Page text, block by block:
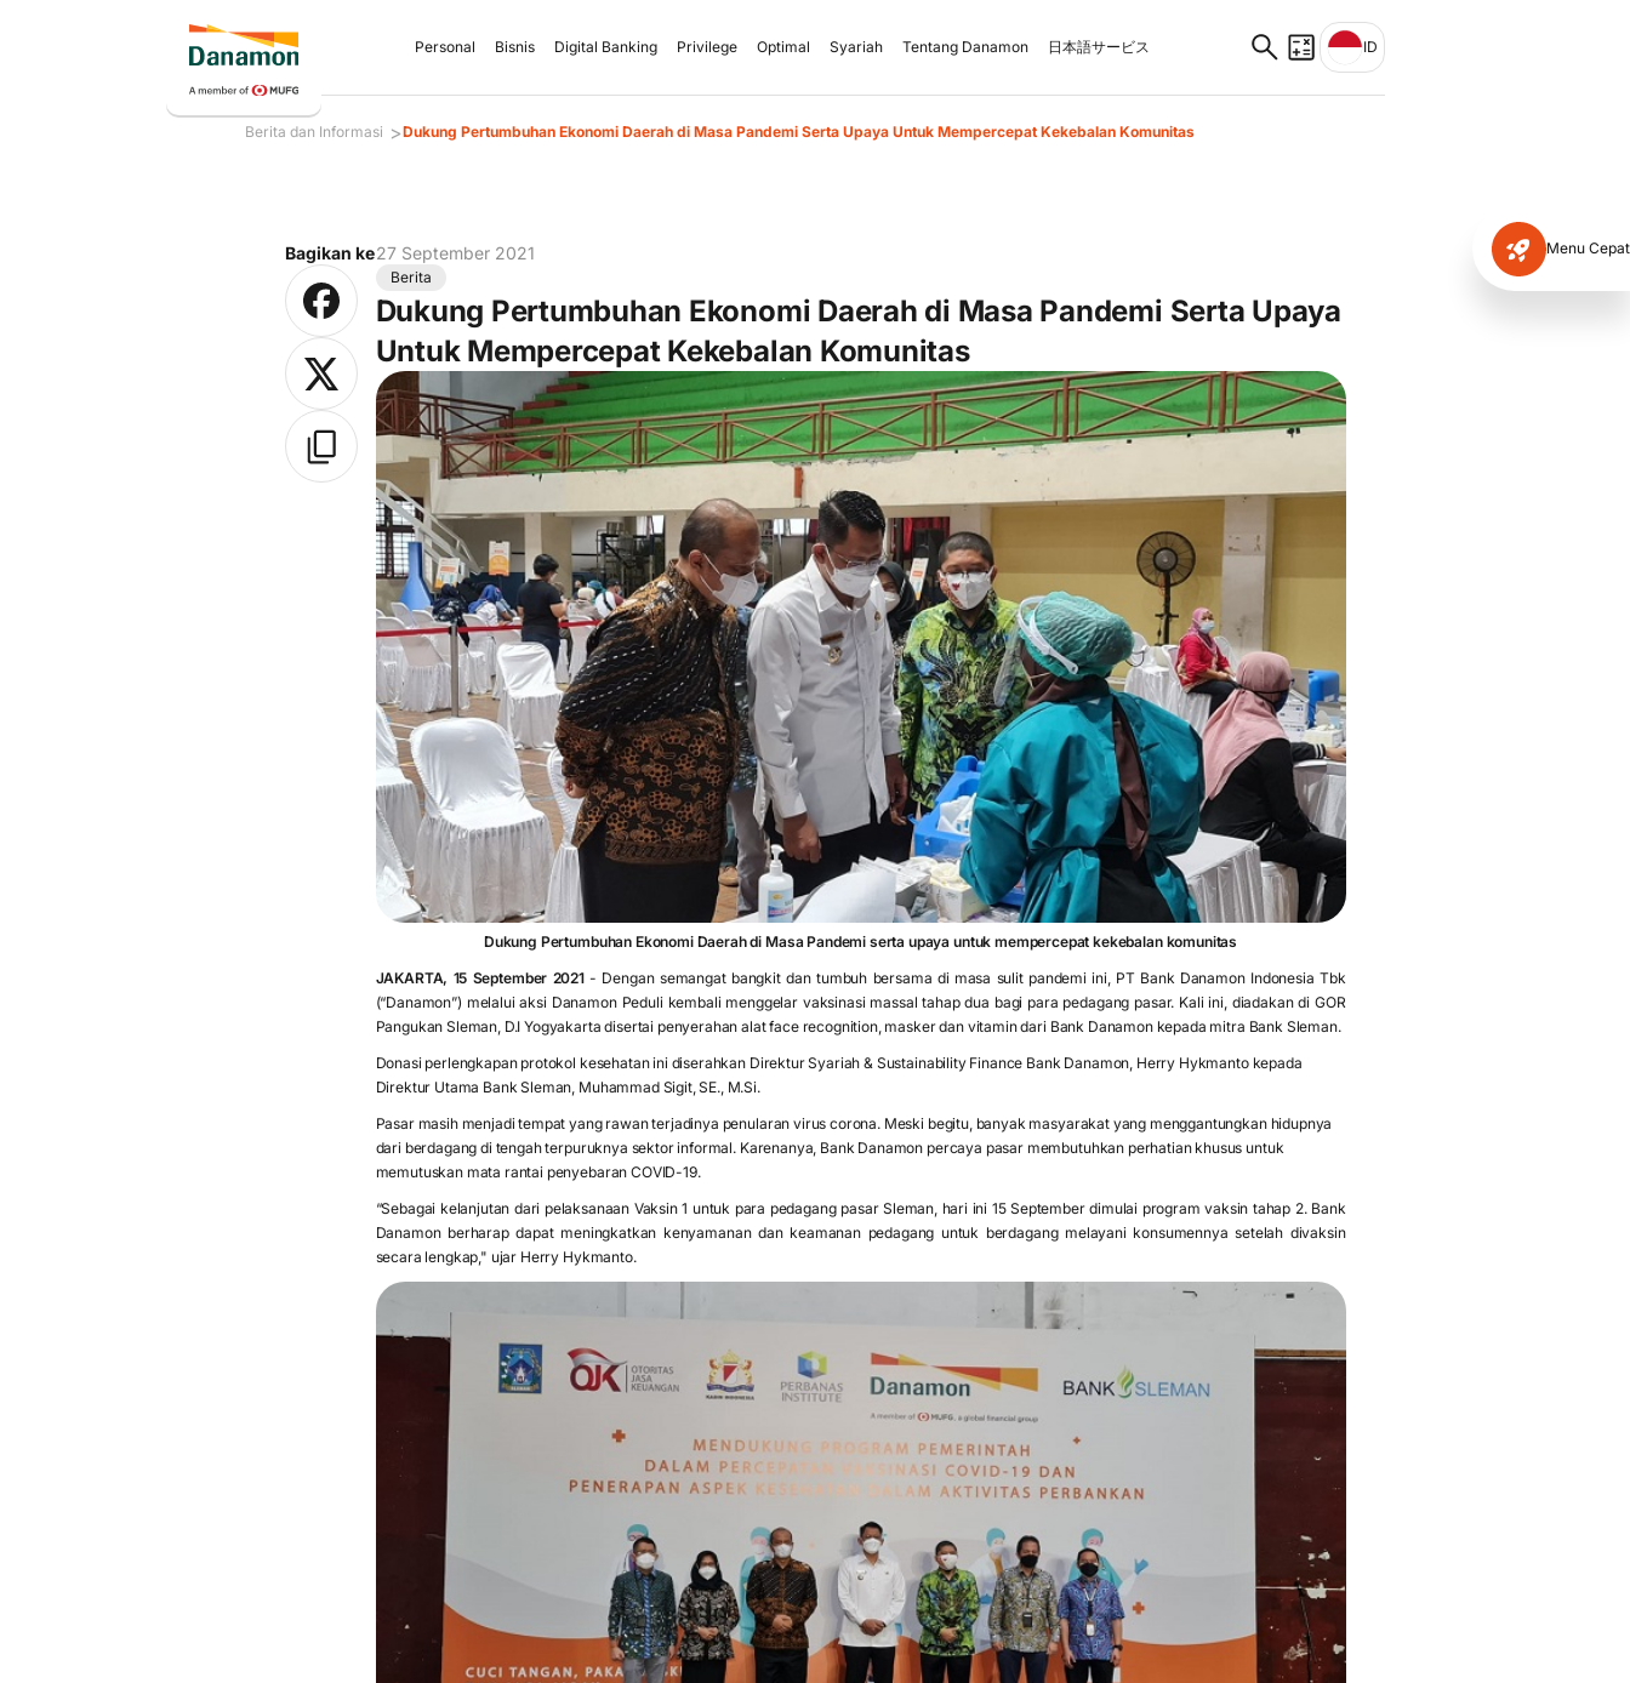
Personal Bisnis Digital Banking Privilege Optimal Syariah Tentang Danamon 日本語サービス ID
Berita dan Informasi >Dukung Pertumbuhan Ekonomi Daerah di Masa Pandemi Serta Upaya Untuk Mempercepat Kekebalan Komunitas
Menu Cepat
Bagikan ke27 September 2021
Berita
Dukung Pertumbuhan Ekonomi Daerah di Masa Pandemi Serta Upaya
Untuk Mempercepat Kekebalan Komunitas
Dukung Pertumbuhan Ekonomi Daerah di Masa Pandemi serta upaya untuk mempercepat kekebalan komunitas
JAKARTA, 15 September 2021- Dengan semangat bangkit dan tumbuh bersama di masa sulit pandemi ini, PT Bank Danamon Indonesia Tbk
(“Danamon”) melalui aksi Danamon Peduli kembali menggelar vaksinasi massal tahap dua bagi para pedagang pasar. Kali ini, diadakan di GOR
Pangukan Sleman, D.I Yogyakarta disertai penyerahan alat face recognition, masker dan vitamin dari Bank Danamon kepada mitra Bank Sleman.
Donasi perlengkapan protokol kesehatan ini diserahkan Direktur Syariah & Sustainability Finance Bank Danamon, Herry Hykmanto kepada
Direktur Utama Bank Sleman, Muhammad Sigit, SE., M.Si.
Pasar masih menjadi tempat yang rawan terjadinya penularan virus corona. Meski begitu, banyak masyarakat yang menggantungkan hidupnya
dari berdagang di tengah terpuruknya sektor informal. Karenanya, Bank Danamon percaya pasar membutuhkan perhatian khusus untuk
memutuskan mata rantai penyebaran COVID-19.
“Sebagai kelanjutan dari pelaksanaan Vaksin 1 untuk para pedagang pasar Sleman, hari ini 15 September dimulai program vaksin tahap 2. Bank
Danamon berharap dapat meningkatkan kenyamanan dan keamanan pedagang untuk berdagang melayani konsumennya setelah divaksin
secara lengkap," ujar Herry Hykmanto.